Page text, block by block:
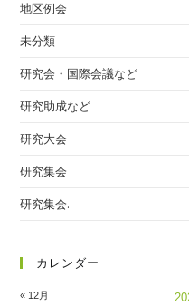
地区例会
未分類
研究会・国際会議など
研究助成など
研究大会
研究集会
研究集会.
カレンダー
« 12月